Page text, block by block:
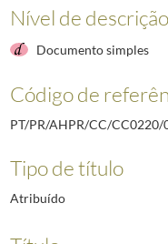
Nível de descrição
Documento simples
Código de
PT/PR/AHPR/CC/CC0220/
Tipo de título
Atribuído